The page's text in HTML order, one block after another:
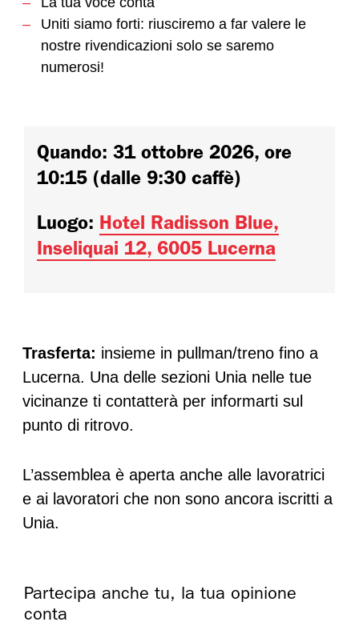
Uniti siamo forti: riusciremo a far valere le
nostre rivendicazioni solo se saremo
numerosi!
Quando: 31 ottobre 2026, ore
10:15 (dalle 9:30 caffè)
Luogo: Hotel Radisson Blue,
Inseliquai 12, 6005 Lucerna
Trasferta: insieme in pullman/treno fino a
Lucerna. Una delle sezioni Unia nelle tue
vicinanze ti contatterà per informarti sul
punto di ritrovo.
L’assemblea è aperta anche alle lavoratrici
e ai lavoratori che non sono ancora iscritti a
Unia.
Partecipa anche tu, la tua opinione
conta